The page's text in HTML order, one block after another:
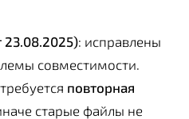
23.08.2025): исправлены
совместимости.
повторная
старые файлы не